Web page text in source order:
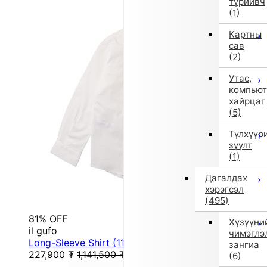
(1)
Картны
сав
(2)
Утас,
хайрцаг
(5)
зүүлт
(1)
Дагалдах
хэрэгсэл
(495)
зангиа
(6)
81% OFF
il gufo
Long-Sleeve Shirt (115/120 cm / White)
227,900 ₮ 1,141,500 ₮